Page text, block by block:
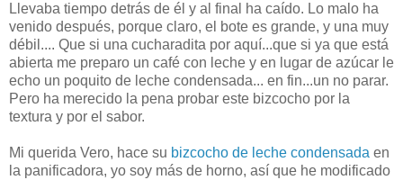
Llevaba tiempo detrás de él y al final ha caído. Lo malo ha
venido después, porque claro, el bote es grande, y una muy
débil.... Que si una cucharadita por aquí...que si ya que está
abierta me preparo un café con leche y en lugar de azúcar le
echo un poquito de leche condensada... en fin...un no parar.
Pero ha merecido la pena probar este bizcocho por la
textura y por el sabor.
Mi querida Vero, hace su bizcocho de leche condensada en
la panificadora, yo soy más de horno, así que he modificado